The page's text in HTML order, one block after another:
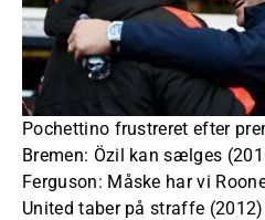
Pochettino frustreret efter
Bremen: Özil kan sælges
Ferguson: Måske har vi
United taber på straffe (2012)